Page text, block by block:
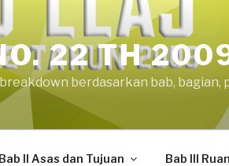
22 TH
berdasarkan bab, bagian,
Bab II Asas dan Tujuan Bab III